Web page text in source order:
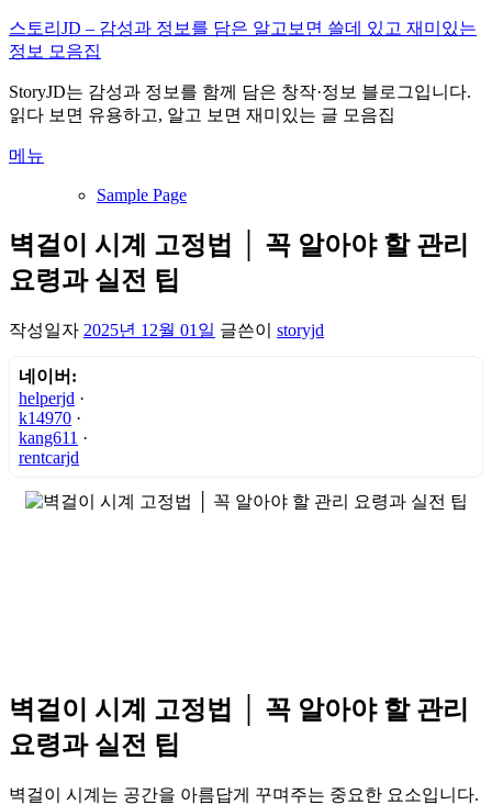
내
용
로
바
가
스토리JD – 감성과 정보를 담은 알고보면 쓸데 있고 재미있는
정보 모음집
StoryJD는 감성과 정보를 함께 담은 창작·정보 블로그입니다.
읽다 보면 유용하고, 알고 보면 재미있는 글 모음집
메뉴
Sample Page
벽걸이 시계 고정법 │ 꼭 알아야 할 관리
요령과 실전 팁
작성일자 2025년 12월 01일 글쓴이 storyjd
네이버:
helperjd ·
k14970 ·
kang611 ·
rentcarjd
벽걸이 시계 고정법 │ 꼭 알아야 할 관리
요령과 실전 팁
벽걸이 시계는 공간을 아름답게 꾸며주는 중요한 요소입니다.